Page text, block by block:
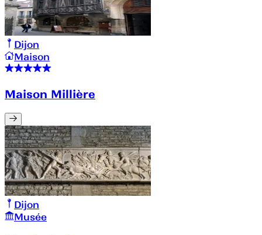
Dijon
Maison
Maison Millière
Dijon
Musée